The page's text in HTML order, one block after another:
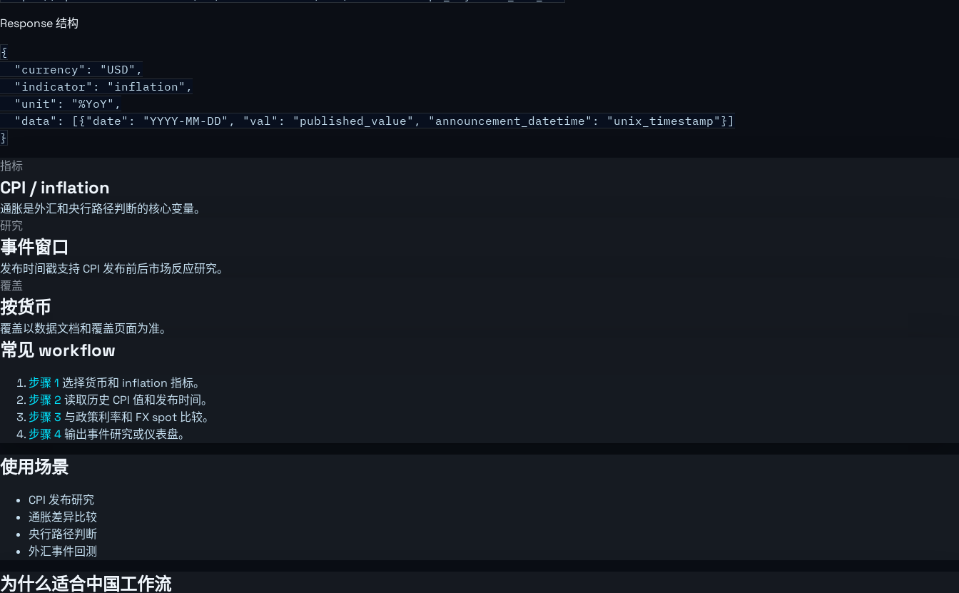
Response 结构
{
  "currency": "USD",
  "indicator": "inflation",
  "unit": "%YoY",
  "data": [{"date": "YYYY-MM-DD", "val": "published_value", "announcement_datetime": "unix_timestamp"}]
}
指标
CPI / inflation
通胀是外汇和央行路径判断的核心变量。
研究
事件窗口
发布时间戳支持 CPI 发布前后市场反应研究。
覆盖
按货币
覆盖以数据文档和覆盖页面为准。
常见 workflow
步骤 1 选择货币和 inflation 指标。
步骤 2 读取历史 CPI 值和发布时间。
步骤 3 与政策利率和 FX spot 比较。
步骤 4输出事件研究或仪表盘。
使用场景
CPI 发布研究
通胀差异比较
央行路径判断
外汇事件回测
为什么适合中国工作流